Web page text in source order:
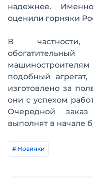
надежнее.
оценили горняки
В частности,
подобный
изготовлено за
они с успехом
Очередной
выполнят в начале
# Новинки